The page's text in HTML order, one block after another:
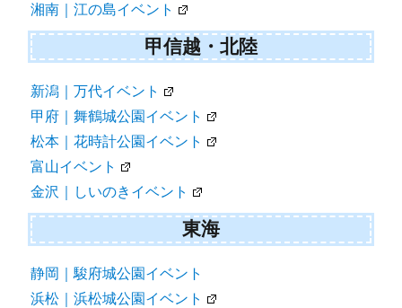
湘南｜江の島イベント
甲信越・北陸
新潟｜万代イベント
甲府｜舞鶴城公園イベント
松本｜花時計公園イベント
富山イベント
金沢｜しいのきイベント
東海
静岡｜駿府城公園イベント
浜松｜浜松城公園イベント